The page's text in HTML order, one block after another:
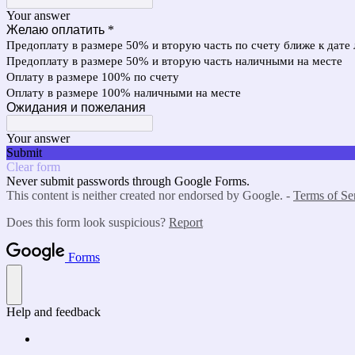
Your answer
Желаю оплатить *
Предоплату в размере 50% и вторую часть по счету ближе к дате
Предоплату в размере 50% и вторую часть наличными на месте
Оплату в размере 100% по счету
Оплату в размере 100% наличными на месте
Ожидания и пожелания
Your answer
Submit
Clear form
Never submit passwords through Google Forms.
This content is neither created nor endorsed by Google. - Terms of
Does this form look suspicious? Report
Forms
Help and feedback